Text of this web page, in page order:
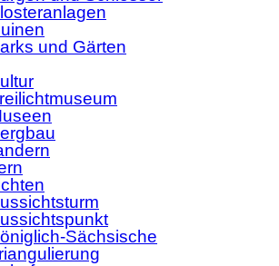
und Gärten
Sächsische